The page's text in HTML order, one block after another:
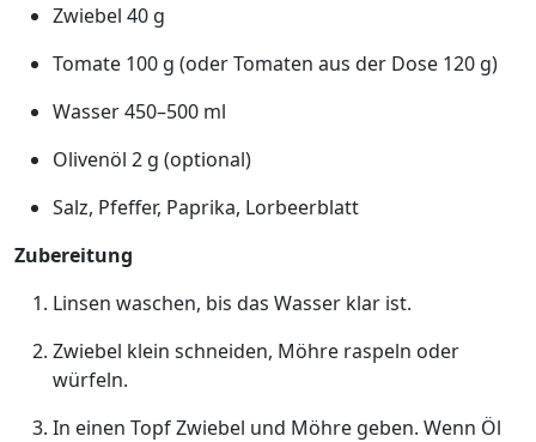
Zwiebel 40 g
Tomate 100 g (oder Tomaten aus der Dose 120 g)
Wasser 450–500 ml
Olivenöl 2 g (optional)
Salz, Pfeffer, Paprika, Lorbeerblatt
Zubereitung
Linsen waschen, bis das Wasser klar ist.
Zwiebel klein schneiden, Möhre raspeln oder
würfeln.
In einen Topf Zwiebel und Möhre geben. Wenn Öl